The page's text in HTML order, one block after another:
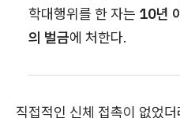
학대행위를 한 자는 10년
의 벌금에 처한다.
직접적인 신체 접촉이 없었